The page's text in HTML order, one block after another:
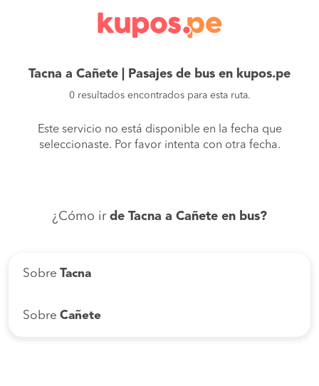
Tacna a Cañete | Pasajes de bus en kupos.pe
0 resultados encontrados para esta ruta.
Este servicio no está disponible en la fecha que
seleccionaste. Por favor intenta con otra fecha.
¿Cómo ir de Tacna a Cañete en bus?
Sobre Tacna
Sobre Cañete